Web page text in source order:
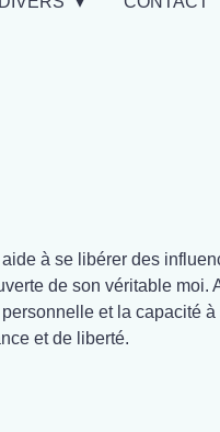
à se libérer des
de son véritable moi.
et la capacité
et de liberté.